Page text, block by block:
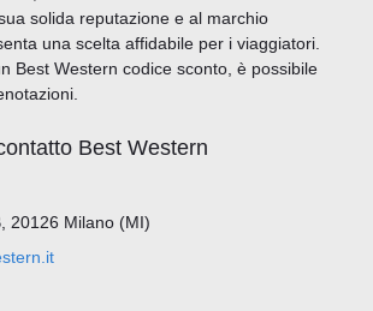
solida reputazione e al marchio
una scelta affidabile per i viaggiatori.
Best Western codice sconto, è possibile
Best Western
20126 Milano (MI)